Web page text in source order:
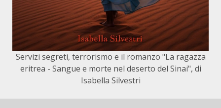
Servizi segreti, terrorismo e il romanzo "La ragazza
eritrea - Sangue e morte nel deserto del Sinai", di
Isabella Silvestri